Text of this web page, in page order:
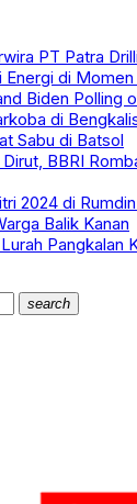
PT Patra
Energi di
Biden Polling
di
Sabu di Batsol
BBRI
2024 di
Balik Kanan
Pangkalan
search